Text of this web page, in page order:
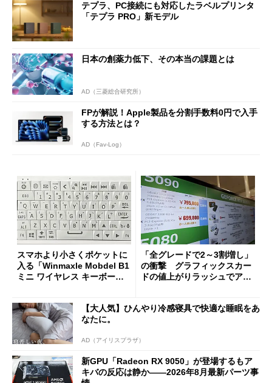
テプラ、PC接続にも対応したラベルプリンタ
「テプラ PRO」新モデル
日本の創薬力低下、その本当の課題とは
AD（三菱総合研究所）
FPが解説！Apple製品を分割手数料0円で入手
する方法とは？
AD（Fav-Log）
スマホより小さくポケットに
入る「Winmaxle Mobdel B1
ミニ ワイヤレス キーボー
「全グレードで2～3割増し」
の衝撃 グラフィックスカー
ドの値上がりラッシュでアキ
【大人気】ひんやり冷感寝具で快適な睡眠をあ
なたに。
AD（アイリスプラザ）
新GPU「Radeon RX 9050」が登場するもア
キバの反応は静か――2026年8月最新パーツ事